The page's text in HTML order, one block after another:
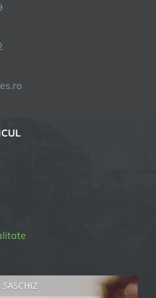
SASCHIZ